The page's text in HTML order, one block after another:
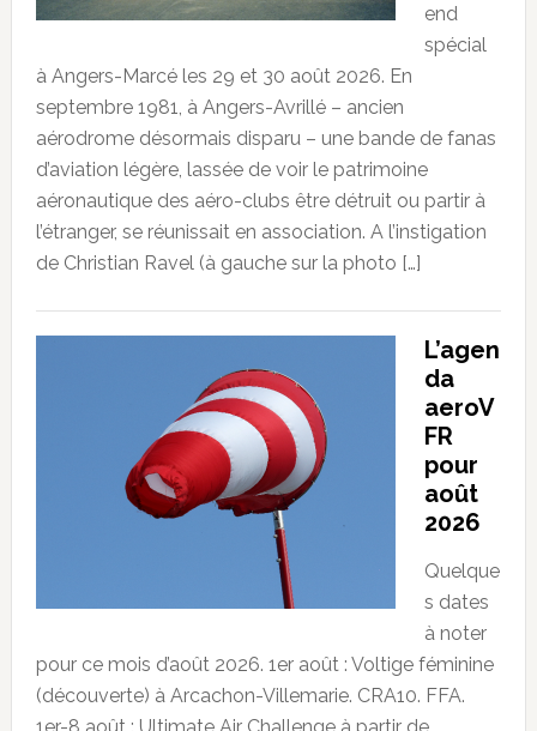
end
spécial
à Angers-Marcé les 29 et 30 août 2026. En
septembre 1981, à Angers-Avrillé – ancien
aérodrome désormais disparu – une bande de fanas
d’aviation légère, lassée de voir le patrimoine
aéronautique des aéro-clubs être détruit ou partir à
l’étranger, se réunissait en association. A l’instigation
de Christian Ravel (à gauche sur la photo […]
L’agen
da
aeroV
FR
pour
août
2026
Quelque
s dates
à noter
pour ce mois d’août 2026. 1er août : Voltige féminine
(découverte) à Arcachon-Villemarie. CRA10. FFA.